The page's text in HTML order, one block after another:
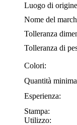
Luogo di
Nome del
Tolleranza
Tolleranza di
Colori:
Quantità
Esperienza:
Stampa:
Utilizzo: